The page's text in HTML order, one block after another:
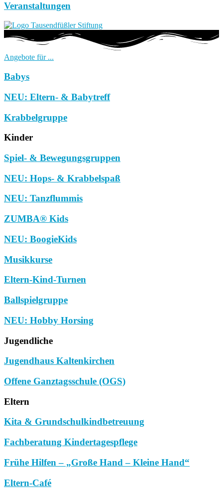
Veranstaltungen
Angebote für ...
Babys
NEU: Eltern- & Babytreff
Krabbelgruppe
Kinder
Spiel- & Bewegungsgruppen
NEU: Hops- & Krabbelspaß
NEU: Tanzflummis
ZUMBA® Kids
NEU: BoogieKids
Musikkurse
Eltern-Kind-Turnen
Ballspielgruppe
NEU: Hobby Horsing
Jugendliche
Jugendhaus Kaltenkirchen
Offene Ganztagsschule (OGS)
Eltern
Kita & Grundschulkindbetreuung
Fachberatung Kindertagespflege
Frühe Hilfen – „Große Hand – Kleine Hand“
Eltern-Café